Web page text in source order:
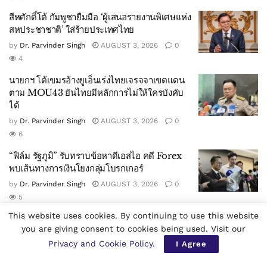
สีหศักดิ์โต้ กัมพูชายืมมือ ‘ผู้เสนอรายงานพิเศษแห่ง
สหประชาชาติ’ ใส่ร้ายประเทศไทย
by Dr. Parvinder Singh AUGUST 3, 2026
0
4
นายกฯ โต้เขมรอ้างยูเอ็นเร่งไทยเจรจจาเขตแดน
ตาม MOU43 ยันไทยมีหลักการไม่ให้ใครบังคับ
ได้
by Dr. Parvinder Singh AUGUST 3, 2026
0
6
“ฟิล์ม รัฐภูมิ” รับทราบข้อหาดีเอสไอ คดี Forex
พบเส้นทางการเงินโยงกลุ่มโบรกเกอร์
by Dr. Parvinder Singh AUGUST 3, 2026
0
5
This website uses cookies. By continuing to use this website
you are giving consent to cookies being used. Visit our
Privacy and Cookie Policy. I Agree